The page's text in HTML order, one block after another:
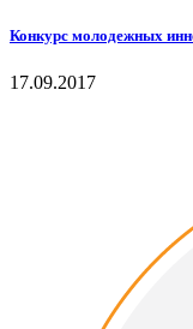
Конкурс молодежных
17.09.2017